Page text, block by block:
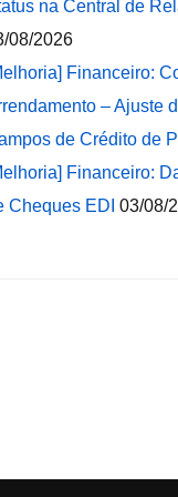
na Central de
08/2026
Financeiro:
– Ajuste
de Crédito de
Financeiro:
Cheques EDI 03/08/